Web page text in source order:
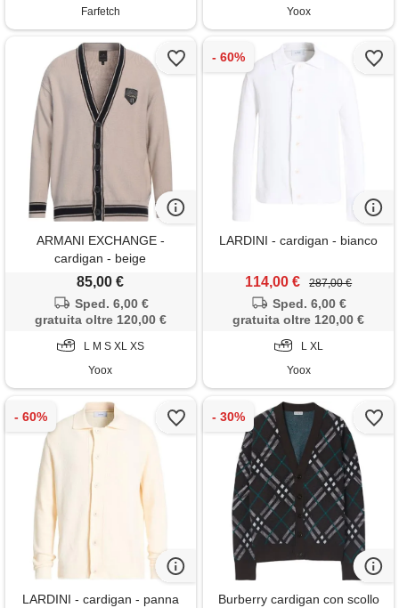
Farfetch Yoox
ARMANI EXCHANGE -
cardigan - beige
85,00 €
Sped. 6,00 €
gratuita oltre 120,00 €
L M S XL XS
Yoox
LARDINI - cardigan - bianco
114,00 € 287,00 €
Sped. 6,00 €
gratuita oltre 120,00 €
L XL
Yoox
LARDINI - cardigan - panna
Burberry cardigan con scollo